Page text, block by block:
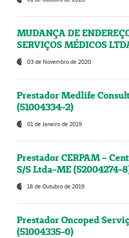
MUDANÇA DE
SERVIÇOS MÉDICOS
03 de Novembro de 2020
Prestador Medlife
(51004334-2)
01 de Janeiro de 2019
Prestador CERPAM –
S/S Ltda-ME (52004274-
18 de Outubro de 2019
Prestador Oncoped
(51004335-0)